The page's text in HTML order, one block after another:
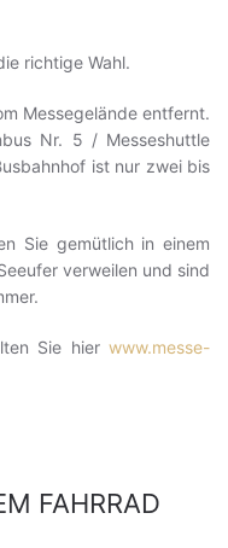
richtige Wahl.
Messegelände entfernt.
Nr. 5 / Messeshuttle
ist nur zwei bis
Sie gemütlich in einem
verweilen und sind
Sie hier www.messe-
FAHRRAD